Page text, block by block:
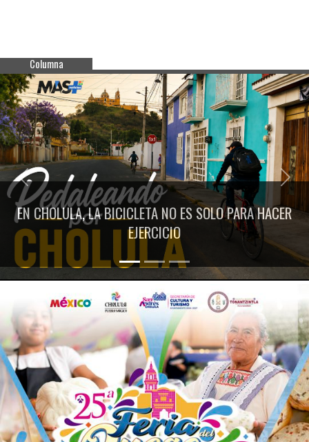
Columna
EN CHOLULA, LA BICICLETA NO ES SOLO PARA HACER
EJERCICIO
Previous Next